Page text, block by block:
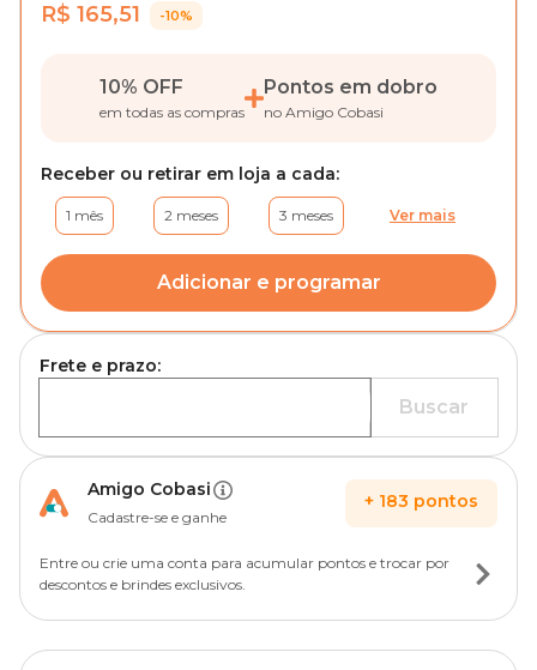
R$ 165,51 -10%
10% OFF
em todas as compras
Pontos em dobro
no Amigo Cobasi
Receber ou retirar em loja a cada:
1 mês 2 meses 3 meses Ver mais
Adicionar e programar
Frete e prazo:
Buscar
Amigo Cobasi
Cadastre-se e ganhe
+ 183 pontos
Entre ou crie uma conta para acumular pontos e trocar por
descontos e brindes exclusivos.